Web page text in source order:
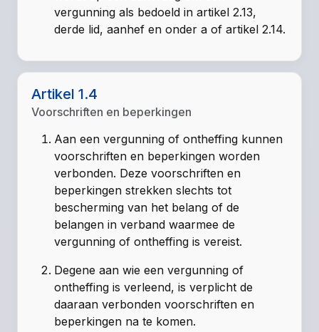
vergunning als bedoeld in artikel 2.13,
derde lid, aanhef en onder a of artikel 2.14.
Artikel 1.4
Voorschriften en beperkingen
Aan een vergunning of ontheffing kunnen
voorschriften en beperkingen worden
verbonden. Deze voorschriften en
beperkingen strekken slechts tot
bescherming van het belang of de
belangen in verband waarmee de
vergunning of ontheffing is vereist.
Degene aan wie een vergunning of
ontheffing is verleend, is verplicht de
daaraan verbonden voorschriften en
beperkingen na te komen.